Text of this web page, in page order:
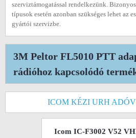
szerviztámogatással rendelkezünk.
típusok esetén azonban szükséges lehet az
gyártói szervizbe.
3M Peltor FL5010 PTT
rádióhoz kapcsolódó
ICOM KÉZI URH
Icom IC-F3002 V52